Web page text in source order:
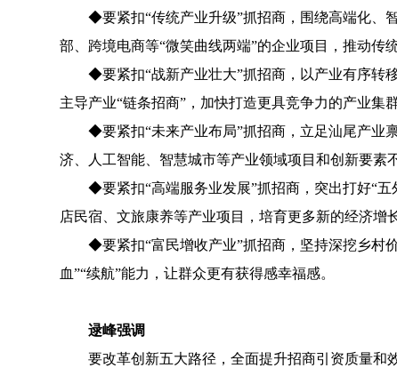
◆要紧扣“传统产业升级”抓招商，围绕高端化、
部、跨境电商等“微笑曲线两端”的企业项目，推动传
◆要紧扣“战新产业壮大”抓招商，以产业有序转
主导产业“链条招商”，加快打造更具竞争力的产业集群
◆要紧扣“未来产业布局”抓招商，立足汕尾产
济、人工智能、智慧城市等产业领域项目和创新要素
◆要紧扣“高端服务业发展”抓招商，突出打好“
店民宿、文旅康养等产业项目，培育更多新的经济增
◆要紧扣“富民增收产业”抓招商，坚持深挖乡村
血”“续航”能力，让群众更有获得感幸福感。
逯峰强调
要改革创新五大路径，全面提升招商引资质量和效